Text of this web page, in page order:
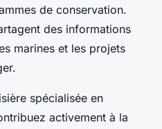
de conservation.
des informations
marines et les projets
spécialisée en
activement à la